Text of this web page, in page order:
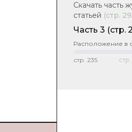
Скачать часть
статьей (стр.
Часть 3 (стр.
Расположение в
стр. 235 стр.